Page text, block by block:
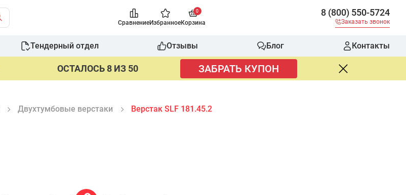
СравнениеИзбранное
0
Корзина
8 (800) 550-5724
Заказать звонок
Тендерный отдел Отзывы Блог Контакты
ОСТАЛОСЬ 8 ИЗ 50 ЗАБРАТЬ КУПОН
Двухтумбовые верстаки Верстак SLF 181.45.2